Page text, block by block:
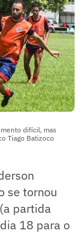
difícil, mas
Tiago Batizoco
se tornou
partida
18 para o